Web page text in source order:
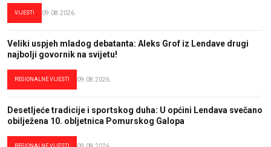
VIJESTI 09.08.2026.
Veliki uspjeh mladog debatanta: Aleks Grof iz Lendave drugi
najbolji govornik na svijetu!
REGIONALNE VIJESTI 09.08.2026.
Desetljeće tradicije i sportskog duha: U općini Lendava svečano
obilježena 10. obljetnica Pomurskog Galopa
REGIONALNE VIJESTI